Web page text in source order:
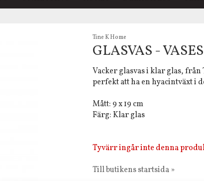
Tine K Home
GLASVAS -
Vacker glasvas i klar glas,
perfekt att ha en hyacintväxt i
Mått: 9 x 19 cm
Färg: Klar glas
Tyvärr ingår inte denna
Till butikens startsida »